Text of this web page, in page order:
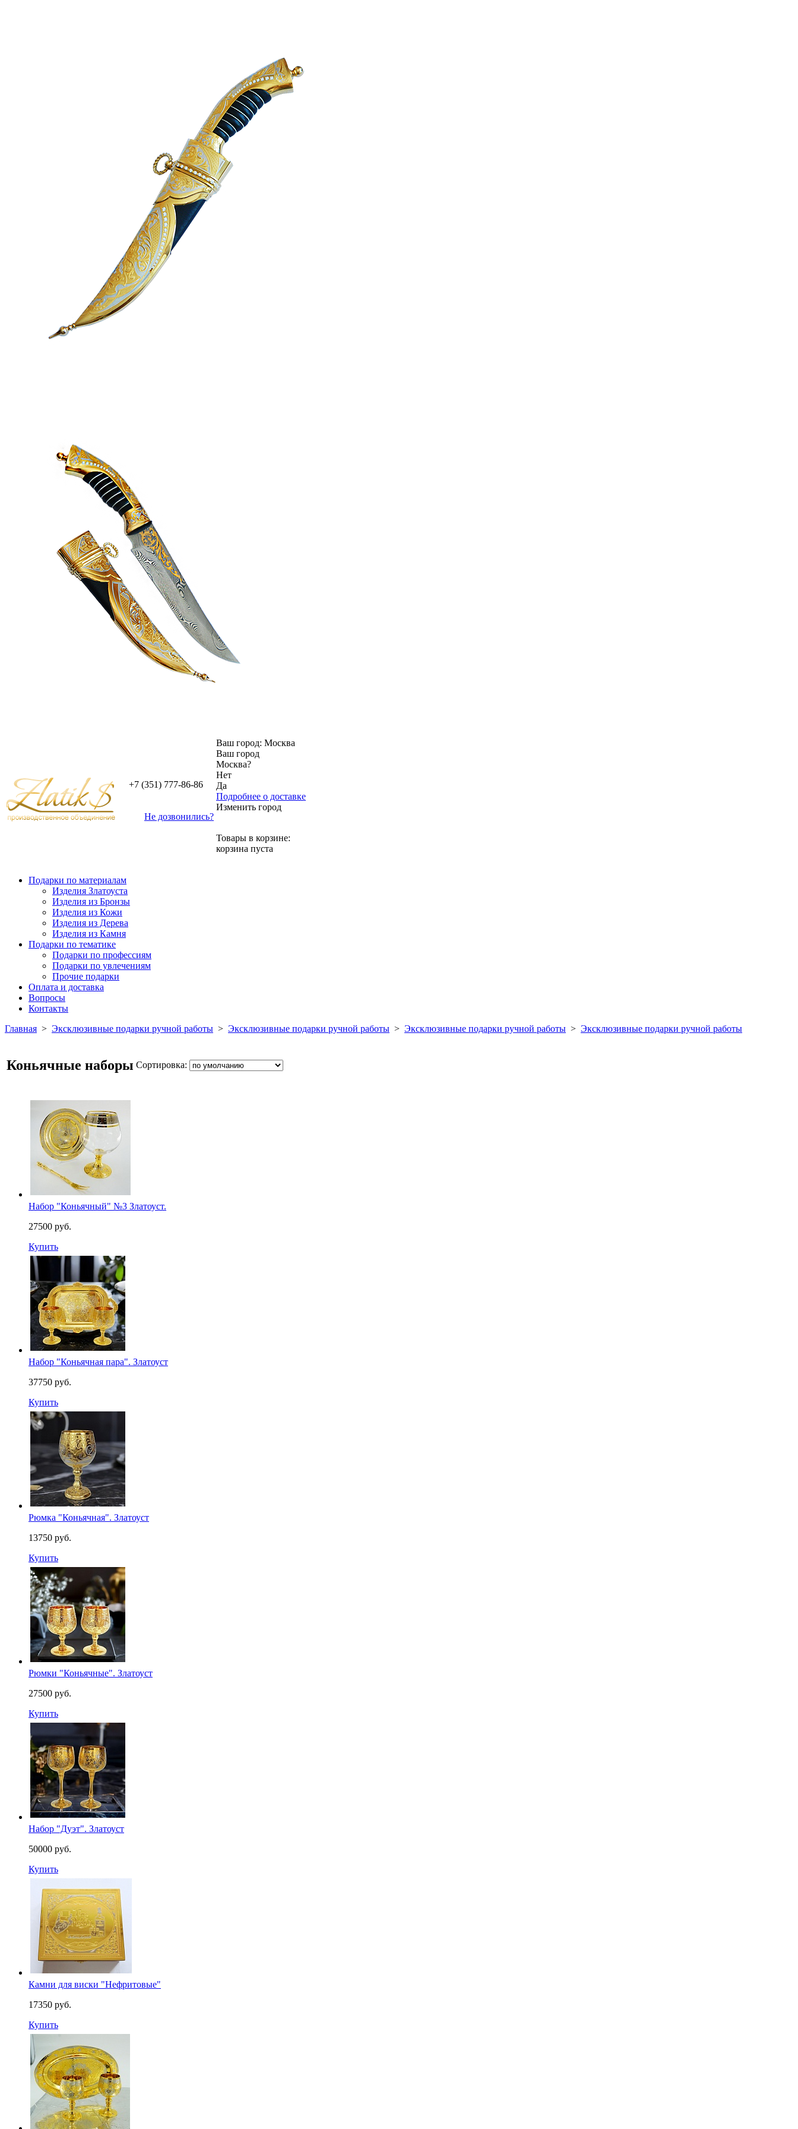
+7 (351) 777-86-86
Не дозвонились?
Ваш город: Москва
Ваш город
Москва?
Нет
Да
Подробнее о доставке
Изменить город
Товары в корзине:
корзина пуста
Подарки по материалам
Изделия Златоуста
Изделия из Бронзы
Изделия из Кожи
Изделия из Дерева
Изделия из Камня
Подарки по тематике
Подарки по профессиям
Подарки по увлечениям
Прочие подарки
Оплата и доставка
Вопросы
Контакты
Главная > Эксклюзивные подарки ручной работы > Эксклюзивные подарки ручной работы > Эксклюзивные подарки ручной работы > Эксклюзивные подарки ручной работы
Коньячные наборы Сортировка:
Набор "Коньячный" №3 Златоуст.
27500 руб.
Купить
Набор "Коньячная пара". Златоуст
37750 руб.
Купить
Рюмка "Коньячная". Златоуст
13750 руб.
Купить
Рюмки "Коньячные". Златоуст
27500 руб.
Купить
Набор "Дуэт". Златоуст
50000 руб.
Купить
Камни для виски "Нефритовые"
17350 руб.
Купить